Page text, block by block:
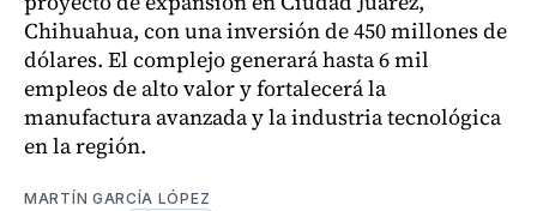
Chihuahua, con una inversión de 450 millones de
dólares. El complejo generará hasta 6 mil
empleos de alto valor y fortalecerá la
manufactura avanzada y la industria tecnológica
en la región.
MARTÍN GARCÍA LÓPEZ